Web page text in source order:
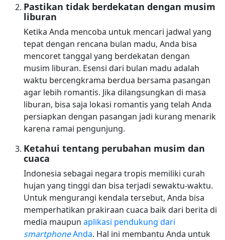
Pastikan tidak berdekatan dengan musim
liburan
Ketika Anda mencoba untuk mencari jadwal yang
tepat dengan rencana bulan madu, Anda bisa
mencoret tanggal yang berdekatan dengan
musim liburan. Esensi dari bulan madu adalah
waktu bercengkrama berdua bersama pasangan
agar lebih romantis. Jika dilangsungkan di masa
liburan, bisa saja lokasi romantis yang telah Anda
persiapkan dengan pasangan jadi kurang menarik
karena ramai pengunjung.
Ketahui tentang perubahan musim dan
cuaca
Indonesia sebagai negara tropis memiliki curah
hujan yang tinggi dan bisa terjadi sewaktu-waktu.
Untuk mengurangi kendala tersebut, Anda bisa
memperhatikan prakiraan cuaca baik dari berita di
media maupun aplikasi pendukung dari
smartphoneAnda. Hal ini membantu Anda untuk